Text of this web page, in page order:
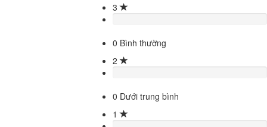
3
0 Bình thường
2
0 Dưới trung bình
1